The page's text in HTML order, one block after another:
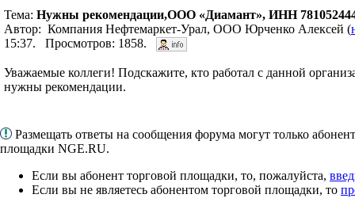
Тема: Нужны рекомендации,ООО «Диамант», ИНН
Автор: Компания Нефтемаркет-Урал, ООО Юрченко Алексей (
15:37. Просмотров: 1858.
Уважаемые коллеги! Подскажите, кто работал с данной
нужны рекомендации.
Размещать ответы на сообщения форума могут только
площадки NGE.RU.
Если вы абонент торговой площадки, то, пожалуйста,
Если вы не являетесь абонентом торговой площадки, то